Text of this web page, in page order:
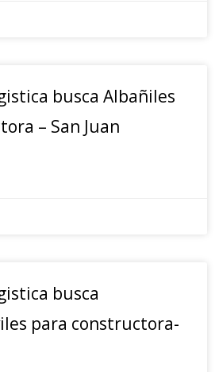
busca Albañiles
– San Juan
busca
para constructora-